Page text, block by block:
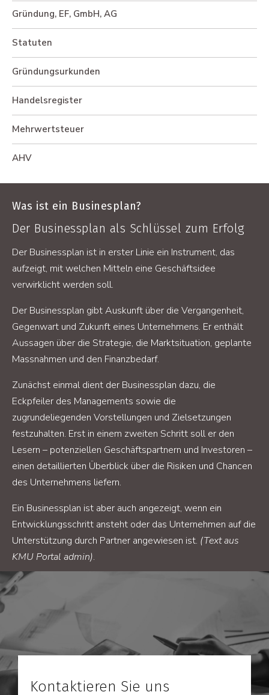
Gründung, EF, GmbH, AG
Statuten
Gründungsurkunden
Handelsregister
Mehrwertsteuer
AHV
Was ist ein Businesplan?
Der Businessplan als Schlüssel zum Erfolg
Der Businessplan ist in erster Linie ein Instrument, das
aufzeigt, mit welchen Mitteln eine Geschäftsidee
verwirklicht werden soll.
Der Businessplan gibt Auskunft über die Vergangenheit,
Gegenwart und Zukunft eines Unternehmens. Er enthält
Aussagen über die Strategie, die Marktsituation, geplante
Massnahmen und den Finanzbedarf.
Zunächst einmal dient der Businessplan dazu, die
Eckpfeiler des Managements sowie die
zugrundeliegenden Vorstellungen und Zielsetzungen
festzuhalten. Erst in einem zweiten Schritt soll er den
Lesern – potenziellen Geschäftspartnern und Investoren –
einen detaillierten Überblick über die Risiken und Chancen
des Unternehmens liefern.
Ein Businessplan ist aber auch angezeigt, wenn ein
Entwicklungsschritt ansteht oder das Unternehmen auf die
Unterstützung durch Partner angewiesen ist. (Text aus
KMU Portal admin).
Kontaktieren Sie uns